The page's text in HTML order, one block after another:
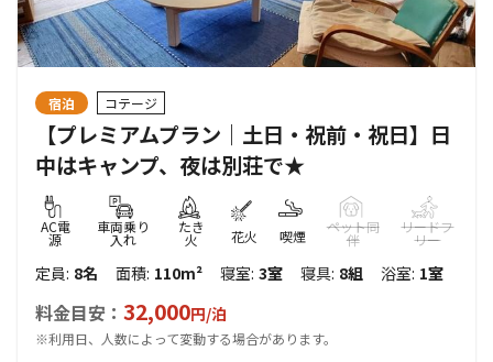
宿泊 コテージ
【プレミアムプラン｜土日・祝前・祝日】日
中はキャンプ、夜は別荘で★
AC電
源
車両乗り
入れ
たき
火 花火 喫煙
ペット同
伴
リードフ
リー
定員: 8名 面積: 110m² 寝室: 3室 寝具: 8組 浴室: 1室
料金目安： 32,000円/泊
※利用日、人数によって変動する場合があります。